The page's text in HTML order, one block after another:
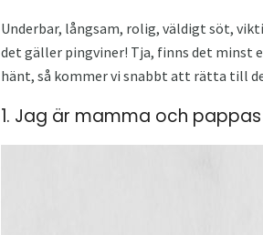
Underbar, långsam, rolig, väldigt söt,
det gäller pingviner! Tja, finns det minst
hänt, så kommer vi snabbt att rätta till
1. Jag är mamma och